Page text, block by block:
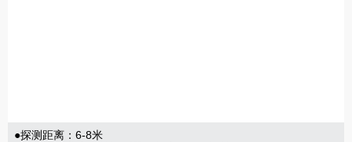
●探测距离：6-8米